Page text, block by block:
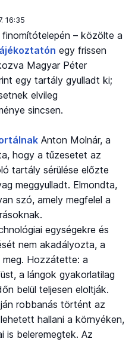
16:35
– közölte a
egy frissen
Magyar Péter
egy tartály gyulladt ki;
elvileg
sincsen.
Anton Molnár, a
hogy a tűzesetet az
tartály sérülése előzte
meggyulladt. Elmondta,
szó, amely megfelel a
egységekre és
nem akadályozta, a
meg. Hozzátette: a
a lángok gyakorlatilag
belül teljesen eloltják.
robbanás történt az
hallani a környéken,
is beleremegtek. Az